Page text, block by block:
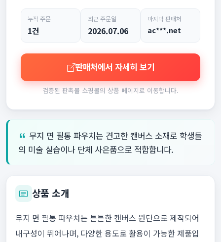
누적 주문
1건
최근 주문일
2026.07.06
마지막 판매처
ac***.net
판매처에서 자세히 보기
검증된 판촉물 쇼핑몰의 상품 페이지로 이동합니다.
무지 면 필통 파우치는 견고한 캔버스 소재로 학생들
의 미술 실습이나 단체 사은품으로 적합합니다.
상품 소개
무지 면 필통 파우치는 튼튼한 캔버스 원단으로 제작되어
내구성이 뛰어나며, 다양한 용도로 활용이 가능한 제품입